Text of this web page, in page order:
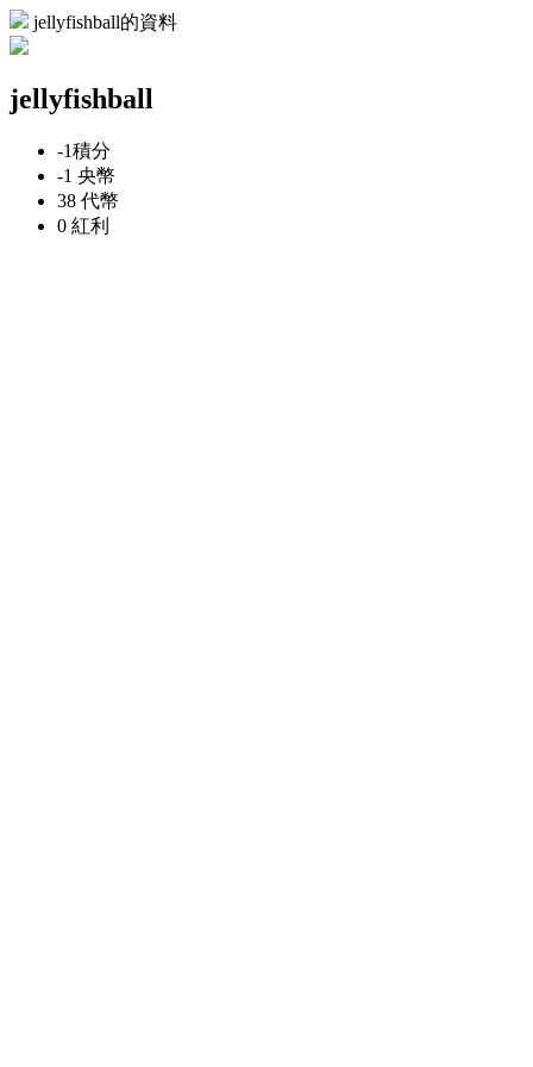
jellyfishball的資料
jellyfishball
-1積分
-1 央幣
38 代幣
0 紅利